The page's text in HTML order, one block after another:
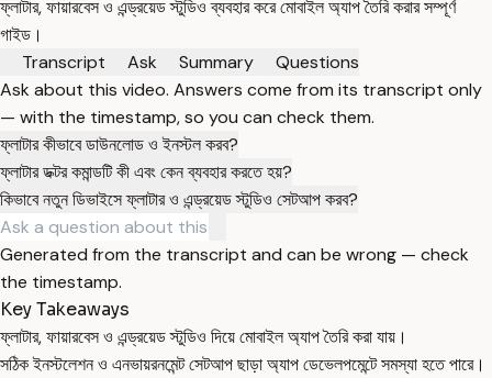
ফ্লাটার, ফায়ারবেস ও এন্ড্রয়েড স্টুডিও ব্যবহার করে মোবাইল অ্যাপ তৈরি করার সম্পূর্ণ
গাইড।
Transcript
Ask Summary
Questions
Ask about this video. Answers come from its transcript only
— with the timestamp, so you can check them.
ফ্লাটার কীভাবে ডাউনলোড ও ইনস্টল করব?
ফ্লাটার ডক্টর কমান্ডটি কী এবং কেন ব্যবহার করতে হয়?
কিভাবে নতুন ডিভাইসে ফ্লাটার ও এন্ড্রয়েড স্টুডিও সেটআপ করব?
Generated from the transcript and can be wrong — check
the timestamp.
Key Takeaways
ফ্লাটার, ফায়ারবেস ও এন্ড্রয়েড স্টুডিও দিয়ে মোবাইল অ্যাপ তৈরি করা যায়।
সঠিক ইনস্টলেশন ও এনভায়রনমেন্ট সেটআপ ছাড়া অ্যাপ ডেভেলপমেন্টে সমস্যা হতে পারে।